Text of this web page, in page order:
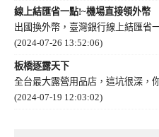
線上結匯省一點!~機場直接領外幣
出國換外幣，臺灣銀行線上結匯省
(2024-07-26 13:52:06)
板橋逐露天下
全台最大露營用品店，這坑很深，
(2024-07-19 12:03:02)